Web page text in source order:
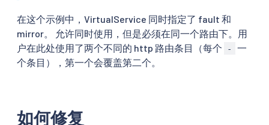
在这个示例中，VirtualService 同时指定了 fault 和
mirror。 允许同时使用，但是必须在同一个路由下。用
户在此处使用了两个不同的 http 路由条目（每个
-
一
个条目），第一个会覆盖第二个。
如何修复